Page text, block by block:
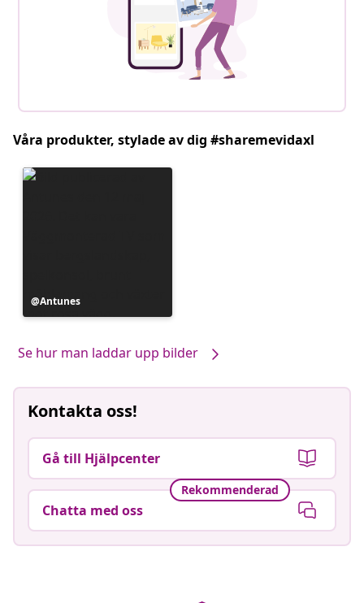
Våra produkter, stylade av dig #sharemevidaxl
Inlägg
publicerat
Antunes
Se hur man laddar upp bilder
Kontakta oss!
Gå till Hjälpcenter
Rekommenderad
Chatta med oss